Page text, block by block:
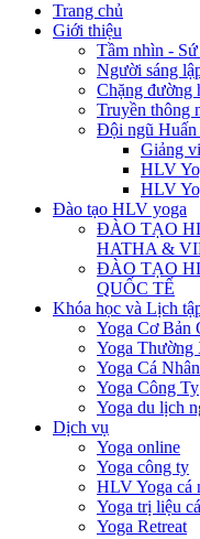
Trang chủ
Giới thiệu
Tầm nhìn -
Người sáng
Chặng đường
Truyền thông
Đội ngũ Huấn
Giảng
HLV
HLV
Đào tạo HLV yoga
ĐÀO TẠO
HATHA &
ĐÀO TẠO
QUỐC TẾ
Khóa học và Lịch
Yoga Cơ Bản
Yoga Thường
Yoga Cá
Yoga Công Ty
Yoga du lịch
Dịch vụ
Yoga online
Yoga công ty
HLV Yoga cá
Yoga trị liệu
Yoga Retreat